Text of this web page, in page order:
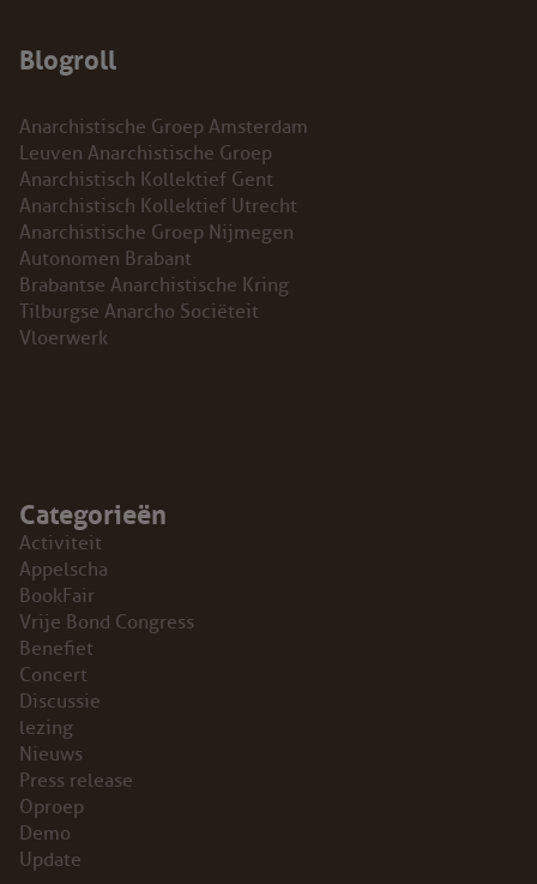
Blogroll
Anarchistische Groep Amsterdam
Leuven Anarchistische Groep
Anarchistisch Kollektief Gent
Anarchistisch Kollektief Utrecht
Anarchistische Groep Nijmegen
Autonomen Brabant
Brabantse Anarchistische Kring
Tilburgse Anarcho Sociëteit
Vloerwerk
Categorieën
Activiteit
Appelscha
BookFair
Vrije Bond Congress
Benefiet
Concert
Discussie
lezing
Nieuws
Press release
Oproep
Demo
Update